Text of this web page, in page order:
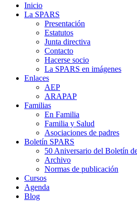
Inicio
La SPARS
Presentación
Estatutos
Junta directiva
Contacto
Hacerse socio
La SPARS en imágenes
Enlaces
AEP
ARAPAP
Familias
En Familia
Familia y Salud
Asociaciones de padres
Boletín SPARS
50 Aniversario del Boletín
Archivo
Normas de publicación
Cursos
Agenda
Blog